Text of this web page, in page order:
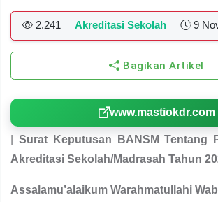
2.241 Akreditasi Sekolah 9
Bagikan Artikel
www.mastiokdr.com
Surat Keputusan BANSM Tentang
Akreditasi Sekolah/Madrasah Tahun
Assalamu’alaikum Warahmatullahi